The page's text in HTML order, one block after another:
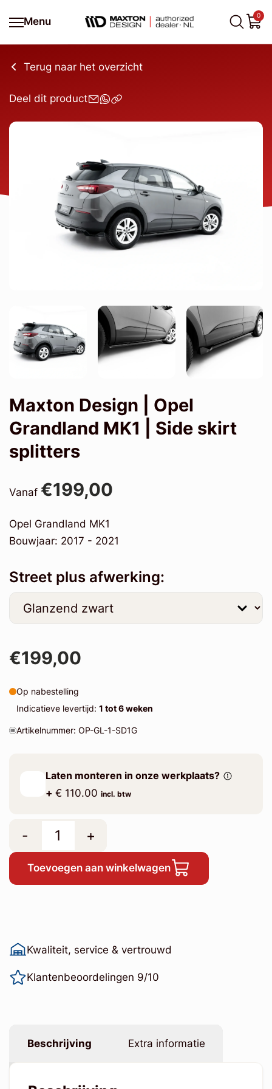
Menu
0
Terug naar het overzicht
Deel dit product
Maxton Design | Opel
Grandland MK1 | Side skirt
splitters
Vanaf €199,00
Opel Grandland MK1
Bouwjaar: 2017 - 2021
Street plus afwerking:
€199,00
Op nabestelling
Indicatieve levertijd: 1 tot 6 weken
Artikelnummer: OP-GL-1-SD1G
Laten monteren in onze werkplaats?
+ € 110.00 incl. btw
- +
Toevoegen aan winkelwagen
Kwaliteit, service & vertrouwd
Klantenbeoordelingen 9/10
Beschrijving Extra informatie